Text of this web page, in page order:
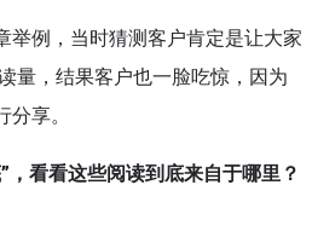
举例，当时猜测客户肯定是让大家
量，结果客户也一脸吃惊，因为
享。
，看看这些阅读到底来自于哪里？